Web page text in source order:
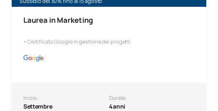
Laurea in Marketing
+ Certificato Google in gestione dei progetti
Inizio:
Settembre
Durata:
4 anni